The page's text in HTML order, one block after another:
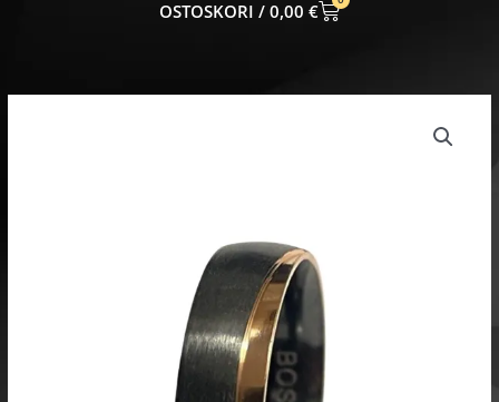
0,00 €CART